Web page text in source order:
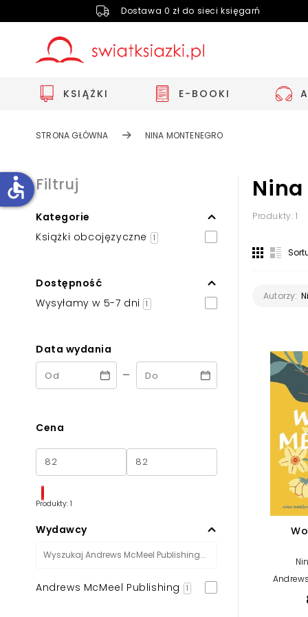
Dostawa 0 zł do sieci księgarń
KSIĄŻKI E-BOOKI
STRONA GŁÓWNA NINA MONTENEGRO
Filtruj
Kategorie
Książki obcojęzyczne
1
Dostępność
Wysyłamy w 5-7 dni 1
Data wydania
-
Cena
Produkty: 1
Wydawcy
Andrews McMeel Publishing 1
Produkty: 1
Autorzy:
accessible
Zwiększ rozmiar czcionki
Zmniejsz rozmiar czcionki
Pomoc w czytaniu
Podkreślenie linków